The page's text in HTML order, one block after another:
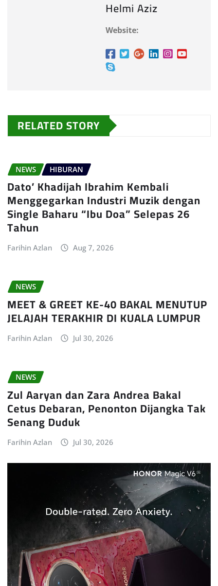
Helmi Aziz
Website:
RELATED STORY
NEWS HIBURAN
Dato’ Khadijah Ibrahim Kembali
Menggegarkan Industri Muzik dengan
Single Baharu “Ibu Doa” Selepas 26
Tahun
Farihin Azlan Aug 7, 2026
NEWS
MEET & GREET KE-40 BAKAL MENUTUP
JELAJAH TERAKHIR DI KUALA LUMPUR
Farihin Azlan Jul 30, 2026
NEWS
Zul Aaryan dan Zara Andrea Bakal
Cetus Debaran, Penonton Dijangka Tak
Senang Duduk
Farihin Azlan Jul 30, 2026